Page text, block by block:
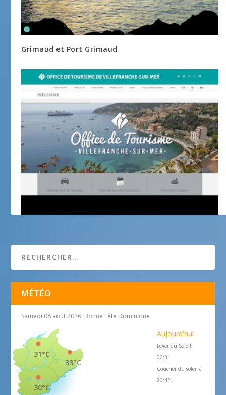
Grimaud et Port Grimaud
MÉTÉO
Samedi 08 août 2026, Bonne Fête Dominique
33°C
31°C
30°C
Aujourd'hui
Lever du Soleil
06:31
Coucher du soleil à
20:42